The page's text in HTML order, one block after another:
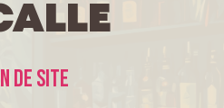
de site